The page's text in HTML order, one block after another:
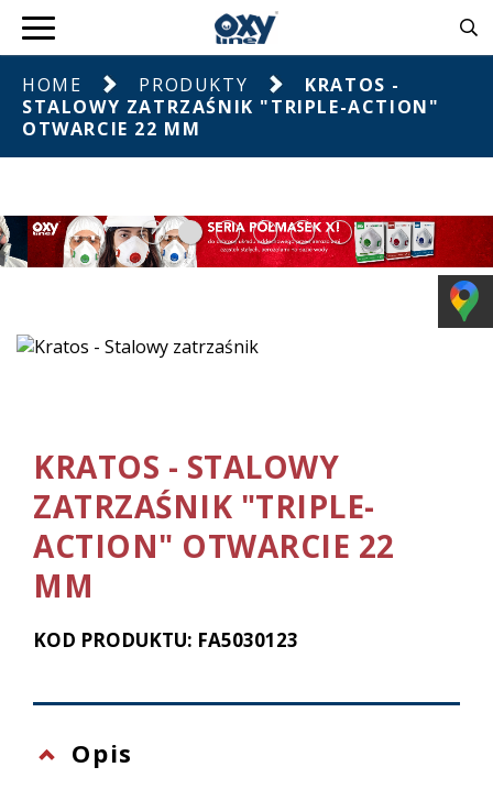
HOME PRODUKTY
KRATOS -
STALOWY ZATRZAŚNIK "TRIPLE-ACTION"
OTWARCIE 22 MM
KRATOS - STALOWY
ZATRZAŚNIK "TRIPLE-
ACTION" OTWARCIE 22
MM
KOD PRODUKTU: FA5030123
Opis